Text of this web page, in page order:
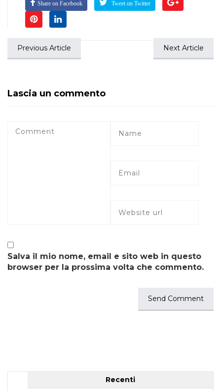
Share on Facebook Tweet on Twitter
Previous Article Next Article
Lascia un commento
Salva il mio nome, email e sito web in questo
browser per la prossima volta che commento.
Recenti